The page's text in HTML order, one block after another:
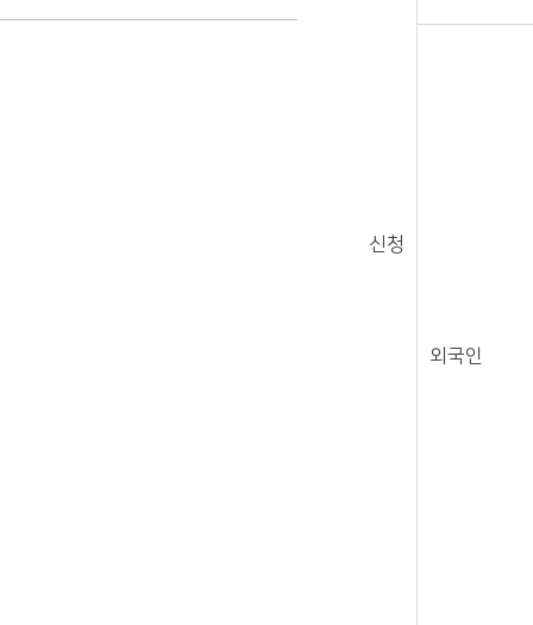
신청
외국인